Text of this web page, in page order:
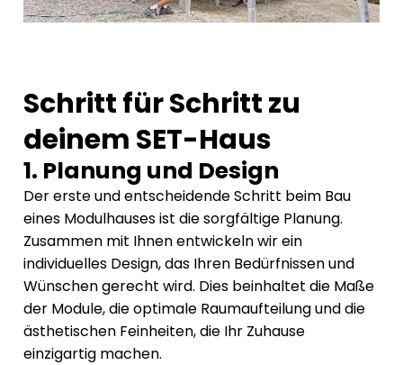
Schritt für Schritt zu
deinem SET-Haus
1. Planung und Design
Der erste und entscheidende Schritt beim Bau
eines Modulhauses ist die sorgfältige Planung.
Zusammen mit Ihnen entwickeln wir ein
individuelles Design, das Ihren Bedürfnissen und
Wünschen gerecht wird. Dies beinhaltet die Maße
der Module, die optimale Raumaufteilung und die
ästhetischen Feinheiten, die Ihr Zuhause
einzigartig machen.